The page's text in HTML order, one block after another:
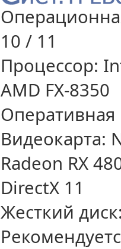
10 / 11
Процессор:
AMD FX-8350
Оперативная
Видеокарта:
Radeon RX
DirectX 11
Жесткий